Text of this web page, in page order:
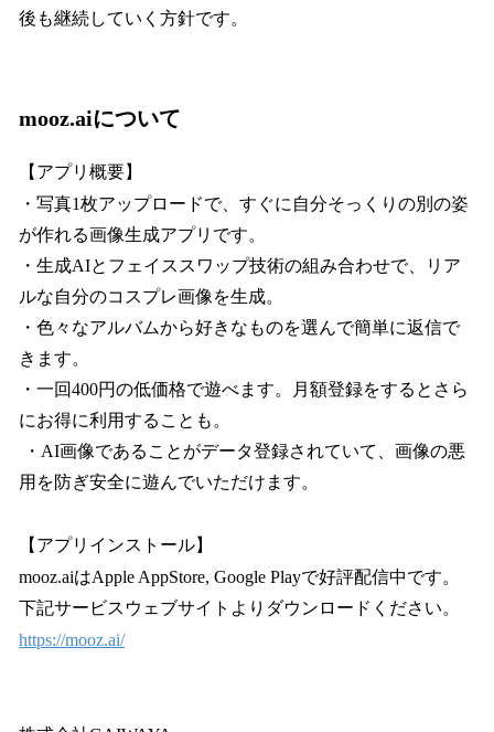
後も継続していく方針です。
mooz.aiについて
【アプリ概要】
・写真1枚アップロードで、すぐに自分そっくりの別の姿
が作れる画像生成アプリです。
・生成AIとフェイススワップ技術の組み合わせで、リア
ルな自分のコスプレ画像を生成。
・色々なアルバムから好きなものを選んで簡単に返信で
きます。
・一回400円の低価格で遊べます。月額登録をするとさら
にお得に利用することも。
・AI画像であることがデータ登録されていて、画像の悪
用を防ぎ安全に遊んでいただけます。
【アプリインストール】
mooz.aiはApple AppStore, Google Playで好評配信中です。
下記サービスウェブサイトよりダウンロードください。
https://mooz.ai/